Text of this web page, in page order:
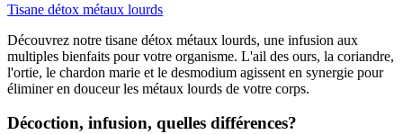
Tisane détox métaux lourds
Découvrez notre tisane détox métaux lourds, une infusion aux
multiples bienfaits pour votre organisme. L'ail des ours, la coriandre,
l'ortie, le chardon marie et le desmodium agissent en synergie pour
éliminer en douceur les métaux lourds de votre corps.
Décoction, infusion, quelles différences?